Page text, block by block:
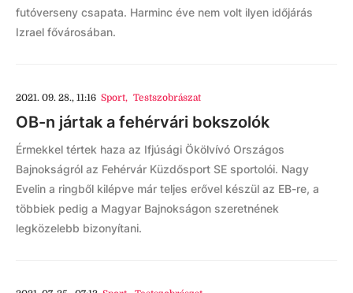
futóverseny csapata. Harminc éve nem volt ilyen időjárás
Izrael fővárosában.
2021. 09. 28., 11:16 Sport, Testszobrászat
OB-n jártak a fehérvári bokszolók
Érmekkel tértek haza az Ifjúsági Ökölvívó Országos
Bajnokságról az Fehérvár Küzdősport SE sportolói. Nagy
Evelin a ringből kilépve már teljes erővel készül az EB-re, a
többiek pedig a Magyar Bajnokságon szeretnének
legközelebb bizonyítani.